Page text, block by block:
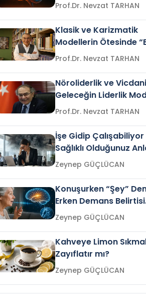
Prof.Dr. Nevzat TARHAN
Klasik ve Karizmatik
Modellerin Ötesinde
Liderlik”
Prof.Dr. Nevzat TARHAN
Nöroliderlik ve
Geleceğin Liderlik
Prof.Dr. Nevzat TARHAN
İşe Gidip
Sağlıklı Olduğunuz
Gelir mi?Zeynep GÜÇLÜCAN
Konuşurken “Şey”
Erken Demans Belirtisi
Olabilir mi?Zeynep GÜÇLÜCAN
Kahveye Limon
Zayıflatır mı?
Zeynep GÜÇLÜCAN